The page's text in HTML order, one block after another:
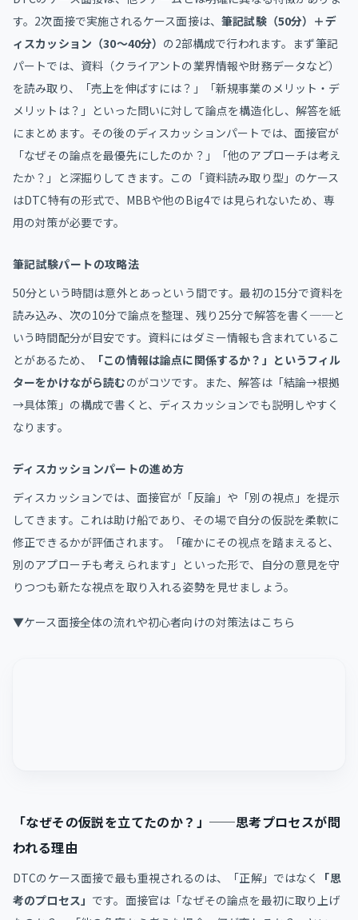
す。2次面接で実施されるケース面接は、筆記試験（50分）＋デ
ィスカッション（30〜40分） の2部構成で行われます。まず筆記
パートでは、資料（クライアントの業界情報や財務データなど）
を読み取り、「売上を伸ばすには？」「新規事業のメリット・デ
メリットは？」といった問いに対して論点を構造化し、解答を紙
にまとめます。その後のディスカッションパートでは、面接官が
「なぜその論点を最優先にしたのか？」「他のアプローチは考え
たか？」と深掘りしてきます。この「資料読み取り型」のケース
はDTC特有の形式で、MBBや他のBig4では見られないため、専
用の対策が必要です。
筆記試験パートの攻略法
50分という時間は意外とあっという間です。最初の15分で資料を
読み込み、次の10分で論点を整理、残り25分で解答を書く──と
いう時間配分が目安です。資料にはダミー情報も含まれているこ
とがあるため、
「この情報は論点に関係するか？」というフィル
ターをかけながら読むのがコツです。また、解答は「結論→根拠
→具体策」の構成で書くと、ディスカッションでも説明しやすく
なります。
ディスカッションパートの進め方
ディスカッションでは、面接官が「反論」や「別の視点」を提示
してきます。これは助け船であり、その場で自分の仮説を柔軟に
修正できるかが評価されます。「確かにその视点を踏まえると、
別のアプローチも考えられます」といった形で、自分の意見を守
りつつも新たな視点を取り入れる姿勢を見せましょう。
▼ケース面接全体の流れや初心者向けの対策法はこちら
「なぜその仮説を立てたのか？」──思考プロセスが問
われる理由
DTCのケース面接で最も重視されるのは、「正解」ではなく
「思
考のプロセス」 です。面接官は「なぜその論点を最初に取り上げ